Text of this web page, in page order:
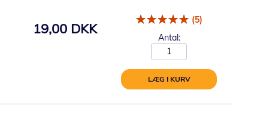
19,00 DKK
(5)
Antal:
LÆG I KURV